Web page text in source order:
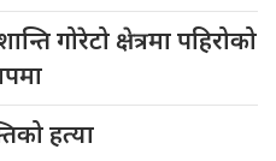
गोरेटो क्षेत्रमा पहिरोको
हत्या